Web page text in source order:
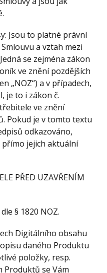
Jsou to platné právní
a vztah mezi
se zejména zákon
ve znění pozdějších
„NOZ“) a v případech,
je to i zákon č.
ve znění
Pokud je v tomto textu
odkazováno,
jejich aktuální
PŘED UZAVŘENÍM
§ 1820 NOZ.
Digitálního obsahu
daného Produktu
položky, resp.
Produktů se Vám